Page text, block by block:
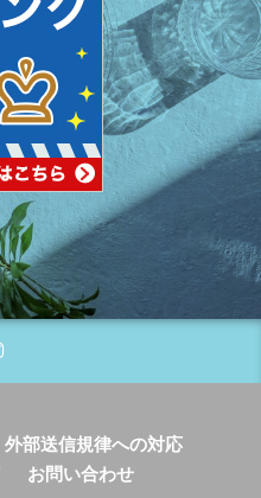
部送信規律への対応
お問い合わせ